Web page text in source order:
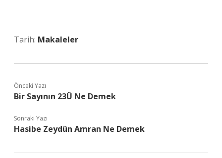
Tarih: Makaleler
Önceki Yazı
Bir Sayının 23Ü Ne Demek
Sonraki Yazı
Hasibe Zeydün Amran Ne Demek